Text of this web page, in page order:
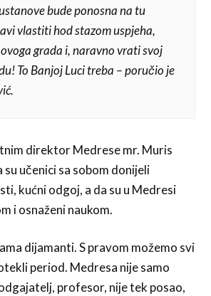
bude ponosna na tu
vlastiti hod stazom uspjeha,
grada i, naravno vrati svoj
To Banjoj Luci treba – poručio je
direktor Medrese mr. Muris
su učenici sa sobom donijeli
kućni odgoj, a da su u Medresi
i osnaženi naukom.
dijamanti. S pravom možemo svi
period. Medresa nije samo
profesor, nije tek posao,